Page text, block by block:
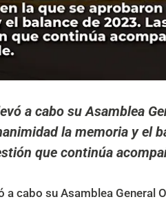
a cabo su Asamblea
la memoria y el
que continúa
a cabo su Asamblea General